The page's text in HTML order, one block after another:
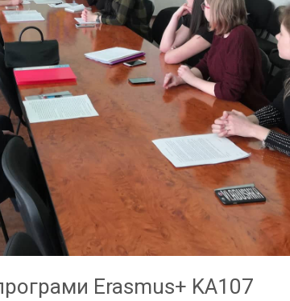
Erasmus+ KA107